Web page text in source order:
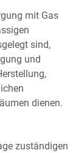
mit Gas
sind,
und
dienen.
zuständigen